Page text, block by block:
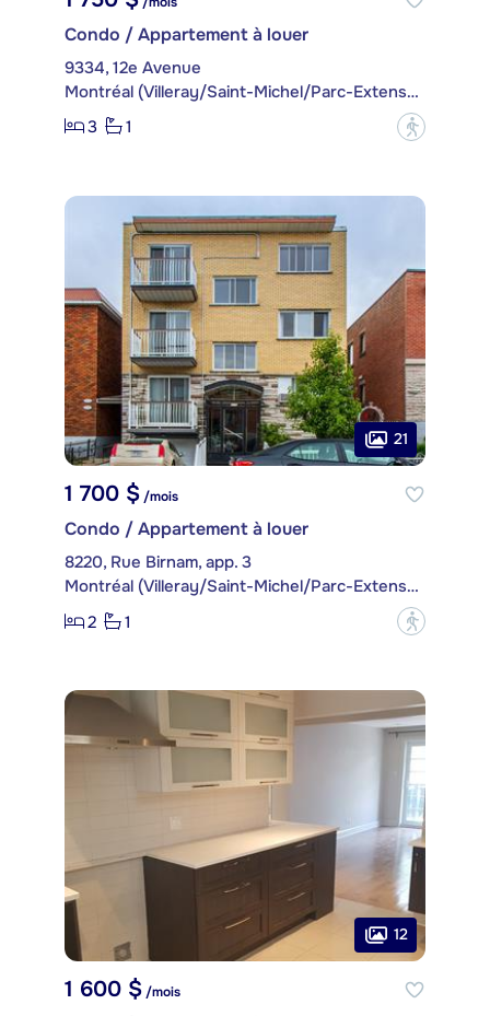
Condo / Appartement à louer
9334, 12e Avenue
Montréal (Villeray/Saint-Michel/Parc-Extension)
3
1 ?
21
1 700 $/mois
Condo / Appartement à louer
8220, Rue Birnam, app. 3
Montréal (Villeray/Saint-Michel/Parc-Extension)
2
1 ?
12
1 600 $ /mois